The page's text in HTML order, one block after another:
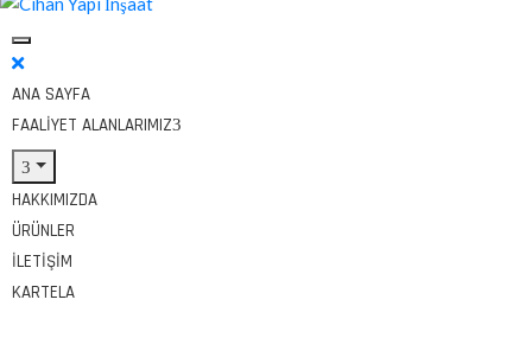
ANA SAYFA
FAALIYET ALANLARIMIZ
HAKKIMIZDA
ÜRÜNLER
İLETIŞIM
KARTELA